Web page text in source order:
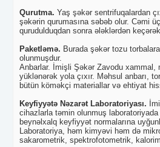
Qurutma. Yaş şəkər sentrifuqalardan
şəkərin qurumasına səbəb olur. Cəmi
qurudulduqdan sonra ələklərdən
Paketləmə. Burada şəkər tozu
olunmuşdur.
Anbarlar. İmişli Şəkər Zavodu xammal,
yüklənərək yola çıxır. Məhsul anbarı,
bütün köməkçi materiallar və ehtiyat
Keyfiyyətə Nəzarət Laboratoriyası.
cihazlarla təmin olunmuş
beynəlxalq keyfiyyət normalarına
Laboratoriya, həm kimyəvi həm də
sakarometrik, spektrofotometrik,